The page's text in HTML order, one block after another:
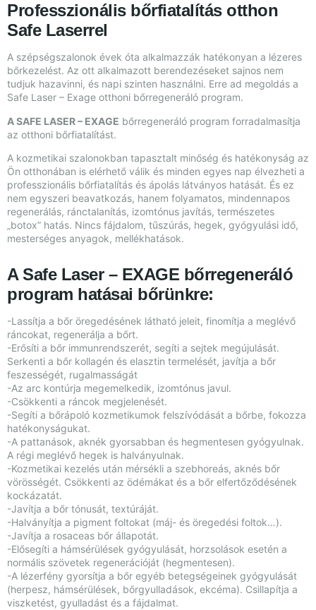
Professzionális bőrfiatalítás otthon
Safe Laserrel
A szépségszalonok évek óta alkalmazzák hatékonyan a lézeres
bőrkezelést. Az ott alkalmazott berendezéseket sajnos nem
tudjuk hazavinni, és napi szinten használni. Erre ad megoldás a
Safe Laser – Exage otthoni bőrregeneráló program.
A SAFE LASER – EXAGE bőrregeneráló program forradalmasítja
az otthoni bőrfiatalítást.
A kozmetikai szalonokban tapasztalt minőség és hatékonyság az
Ön otthonában is elérhető válik és minden egyes nap élvezheti a
professzionális bőrfiatalítás és ápolás látványos hatását. És ez
nem egyszeri beavatkozás, hanem folyamatos, mindennapos
regenerálás, ránctalanítás, izomtónus javítás, természetes
„botox” hatás. Nincs fájdalom, tűszúrás, hegek, gyógyulási idő,
mesterséges anyagok, mellékhatások.
A Safe Laser – EXAGE bőrregeneráló
program hatásai bőrünkre:​
-Lassítja a bőr öregedésének látható jeleit, finomítja a meglévő
ráncokat, regenerálja a bőrt.
-Erősíti a bőr immunrendszerét, segíti a sejtek megújulását.
Serkenti a bőr kollagén és elasztin termelését, javítja a bőr
feszességét, rugalmasságát
-Az arc kontúrja megemelkedik, izomtónus javul.
-Csökkenti a ráncok megjelenését.
-Segíti a bőrápoló kozmetikumok felszívódását a bőrbe, fokozza
hatékonyságukat.
-A pattanások, aknék gyorsabban és hegmentesen gyógyulnak.
A régi meglévő hegek is halványulnak.
-Kozmetikai kezelés után mérsékli a szebhoreás, aknés bőr
vörösségét. Csökkenti az ödémákat és a bőr elfertőződésének
kockázatát.
-Javítja a bőr tónusát, textúráját.
-Halványítja a pigment foltokat (máj- és öregedési foltok…).
-Javítja a rosaceas bőr állapotát.
-Elősegíti a hámsérülések gyógyulását, horzsolások esetén a
normális szövetek regenerációját (hegmentesen).
-A lézerfény gyorsítja a bőr egyéb betegségeinek gyógyulását
(herpesz, hámsérülések, bőrgyulladások, ekcéma). Csillapítja a
viszketést, gyulladást és a fájdalmat.